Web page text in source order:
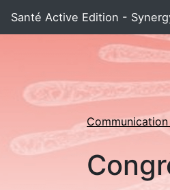
Santé Active Edition -